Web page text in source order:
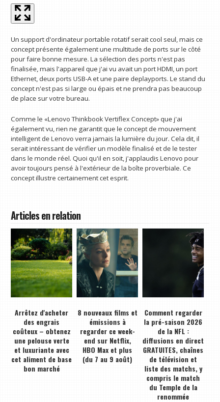
Un support d'ordinateur portable rotatif serait cool seul, mais ce
concept présente également une multitude de ports sur le côté
pour faire bonne mesure. La sélection des ports n'est pas
finalisée, mais l'appareil que j'ai vu avait un port HDMI, un port
Ethernet, deux ports USB-A et une paire deplayports. Le stand du
concept n'est pas si large ou épais et ne prendra pas beaucoup
de place sur votre bureau.
Comme le «Lenovo Thinkbook Vertiflex Concept» que j'ai
également vu, rien ne garantit que le concept de mouvement
intelligent de Lenovo verra jamais la lumière du jour. Cela dit, il
serait intéressant de vérifier un modèle finalisé et de le tester
dans le monde réel. Quoi qu'il en soit, j'applaudis Lenovo pour
avoir toujours pensé à l'extérieur de la boîte proverbiale. Ce
concept illustre certainement cet esprit.
Articles en relation
Arrêtez d'acheter
des engrais
coûteux – obtenez
une pelouse verte
et luxuriante avec
cet aliment de base
bon marché
8 nouveaux films et
émissions à
regarder ce week-
end sur Netflix,
HBO Max et plus
(du 7 au 9 août)
Comment regarder
la pré-saison 2026
de la NFL :
diffusions en direct
GRATUITES, chaînes
de télévision et
liste des matchs, y
compris le match
du Temple de la
renommée